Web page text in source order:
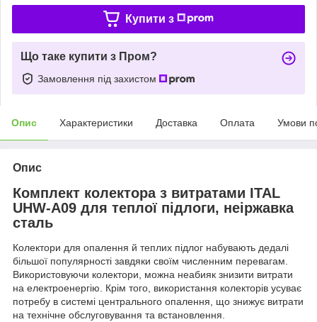
Купити з
Що таке купити з Пром?
Замовлення під захистом
Опис Характеристики Доставка Оплата Умови
Опис
Комплект колектора з витратами ITAL
UHW-A09 для теплої підлоги, неіржавка
сталь
Колектори для опалення й теплих підлог набувають дедалі
більшої популярності завдяки своїм численним перевагам.
Використовуючи колектори, можна неабияк знизити витрати
на електроенергію. Крім того, використання колекторів усуває
потребу в системі центрального опалення, що знижує витрати
на технічне обслуговування та встановлення.